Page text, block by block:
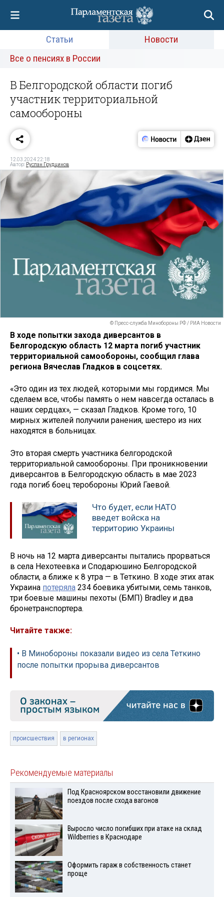
Статьи
Новости
Все о пенсиях в России
В Белгородской области погиб
участник территориальной
самообороны
12.03.2024 22:18
Автор: Руслан Грудцинов
© Пресс-служба Минобороны РФ / РИА Новости
В ходе попытки захода диверсантов в
Белгородскую область 12 марта погиб участник
территориальной самообороны, сообщил глава
региона Вячеслав Гладков в соцсетях.
«Это один из тех людей, которыми мы гордимся. Мы
сделаем все, чтобы память о нем навсегда осталась в
наших сердцах», — сказал Гладков. Кроме того, 10
мирных жителей получили ранения, шестеро из них
находятся в больницах.
Это вторая смерть участника белгородской
территориальной самообороны. При проникновении
диверсантов в Белгородскую область в мае 2023
года погиб боец теробороны Юрий Гаевой.
Что будет, если НАТО
введет войска на
территорию Украины
В ночь на 12 марта диверсанты пытались прорваться
в села Нехотеевка и Сподарюшино Белгородской
области, а ближе к 8 утра — в Теткино. В ходе этих атак
Украина потеряла 234 боевика убитыми, семь танков,
три боевые машины пехоты (БМП) Bradley и два
бронетранспортера.
Читайте также:
• В Минобороны показали видео из села Теткино
после попытки прорыва диверсантов
происшествия в регионах
Рекомендуемые материалы
Под Красноярском восстановили движение
поездов после схода вагонов
Выросло число погибших при атаке на склад
Wildberries в Краснодаре
Оформить гараж в собственность станет
проще